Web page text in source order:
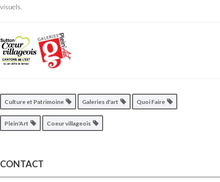
visuels.
Culture et Patrimoine Galeries d'art Quoi Faire
Plein'Art Coeur villageois
CONTACT